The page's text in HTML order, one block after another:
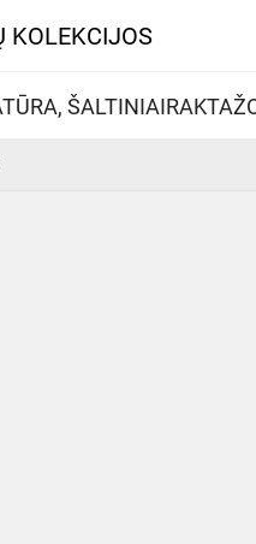
KOLEKCIJOS
ŠALTINIAI